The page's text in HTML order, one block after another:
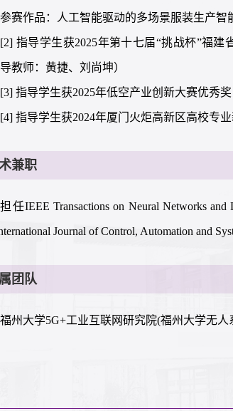
赛作品：人工智能驱动的多场景服装生产智
[2] 指导学生获2025年第十七届“挑战杯”福
导教师：黄捷、刘尚坤）
[3] 指导学生获2025年低空产业创新大赛优秀
[4] 指导学生获2024年厦门火炬高新区高校专
兼职
担任IEEE Transactions on Neural Networks and
Journal of Control, Automation and
团队
福州大学5G+工业互联网研究院(福州大学无人